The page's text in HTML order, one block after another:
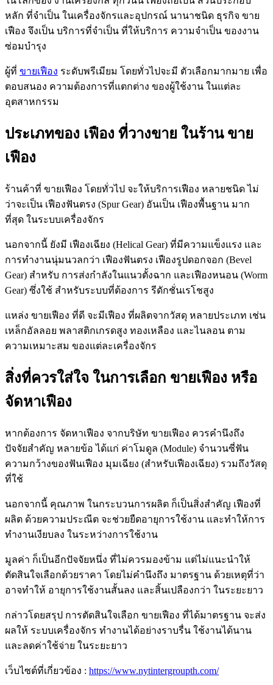
หลัก ที่จำเป็น ในเครื่องจักรและอุปกรณ์ นานาชนิด ธุรกิจ ขาย
เฟือง จึงเป็น บริการที่จำเป็น ที่ให้บริการ ความจำเป็น ของงาน
ซ่อมบำรุง
ผู้ที่ ขายเฟือง ระดับพรีเมียม โดยทั่วไปจะมี ตัวเลือกมากมาย เพื่อ
ตอบสนอง ความต้องการที่แตกต่าง ของผู้ใช้งาน ในแต่ละ
อุตสาหกรรม
ประเภทของ เฟือง ที่วางขาย ในร้าน ขาย
เฟือง
ร้านค้าที่ ขายเฟือง โดยทั่วไป จะให้บริการเฟือง หลายชนิด ไม่
ว่าจะเป็น เฟืองฟันตรง (Spur Gear) อันเป็น เฟืองพื้นฐาน มาก
ที่สุด ในระบบเครื่องจักร
นอกจากนี้ ยังมี เฟืองเฉียง (Helical Gear) ที่มีความแข็งแรง และ
การทำงานนุ่มนวลกว่า เฟืองฟันตรง เฟืองรูปดอกจอก (Bevel
Gear) สำหรับ การส่งกำลังในแนวตั้งฉาก และเฟืองหนอน (Worm
Gear) ซึ่งใช้ สำหรับระบบที่ต้องการ รีดักชั่นเรโชสูง
แหล่ง ขายเฟือง ที่ดี จะมีเฟือง ที่ผลิตจากวัสดุ หลายประเภท เช่น
เหล็กอัลลอย พลาสติกเกรดสูง ทองเหลือง และไนลอน ตาม
ความเหมาะสม ของแต่ละเครื่องจักร
สิ่งที่ควรใส่ใจ ในการเลือก ขายเฟือง หรือ
จัดหาเฟือง
หากต้องการ จัดหาเฟือง จากบริษัท ขายเฟือง ควรคำนึงถึง
ปัจจัยสำคัญ หลายข้อ ได้แก่ ค่าโมดูล (Module) จำนวนซี่ฟัน
ความกว้างของฟันเฟือง มุมเฉียง (สำหรับเฟืองเฉียง) รวมถึงวัสดุ
ที่ใช้
นอกจากนี้ คุณภาพ ในกระบวนการผลิต ก็เป็นสิ่งสำคัญ เฟืองที่
ผลิต ด้วยความประณีต จะช่วยยืดอายุการใช้งาน และทำให้การ
ทำงานเงียบลง ในระหว่างการใช้งาน
มูลค่า ก็เป็นอีกปัจจัยหนึ่ง ที่ไม่ควรมองข้าม แต่ไม่แนะนำให้
ตัดสินใจเลือกด้วยราคา โดยไม่คำนึงถึง มาตรฐาน ด้วยเหตุที่ว่า
อาจทำให้ อายุการใช้งานสั้นลง และสิ้นเปลืองกว่า ในระยะยาว
กล่าวโดยสรุป การตัดสินใจเลือก ขายเฟือง ที่ได้มาตรฐาน จะส่ง
ผลให้ ระบบเครื่องจักร ทำงานได้อย่างราบรื่น ใช้งานได้นาน
และลดค่าใช้จ่าย ในระยะยาว
เว็บไซต์ที่เกี่ยวข้อง : https://www.nytintergroupth.com/